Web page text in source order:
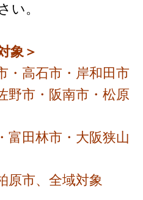
い。
象＞
・高石市・岸和田市
野市・阪南市・松原
富田林市・大阪狭山
原市、全域対象